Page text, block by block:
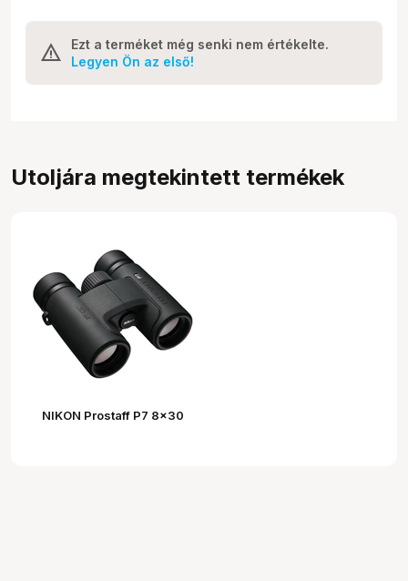
Ezt a terméket még senki nem értékelte.
Legyen Ön az első!
Utoljára megtekintett termékek
NIKON Prostaff P7 8x30